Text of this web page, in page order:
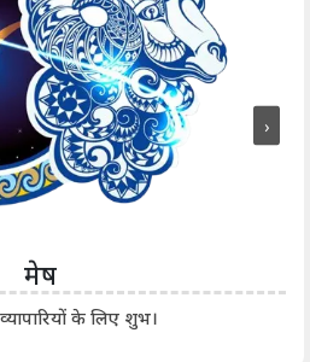
मेष
के लिए शुभ।
›